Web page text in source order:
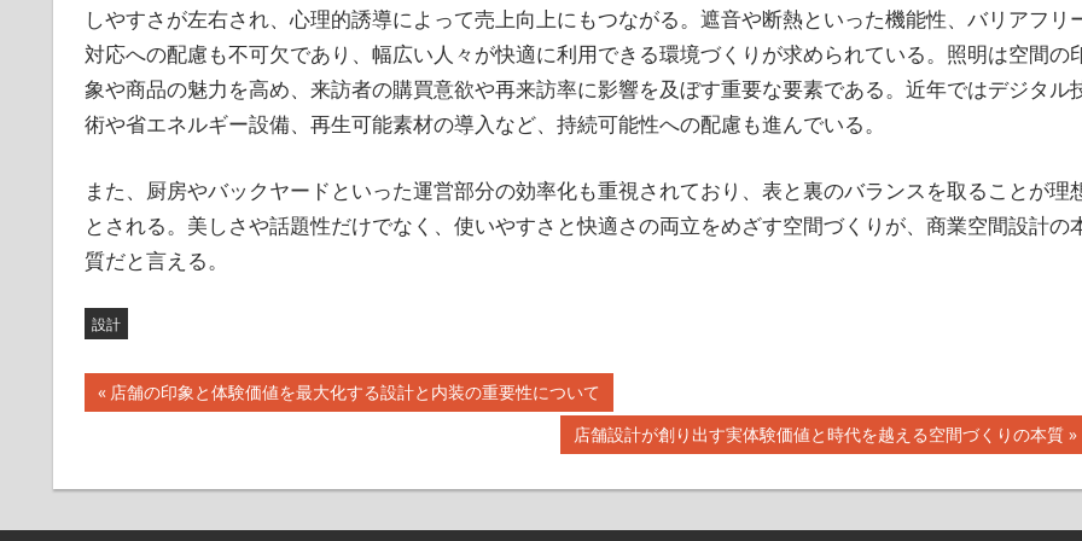
しやすさが左右され、心理的誘導によって売上向上にもつながる。遮音や断熱といった機能性、バリアフリ
対応への配慮も不可欠であり、幅広い人々が快適に利用できる環境づくりが求められている。照明は空間の
象や商品の魅力を高め、来訪者の購買意欲や再来訪率に影響を及ぼす重要な要素である。近年ではデジタル
術や省エネルギー設備、再生可能素材の導入など、持続可能性への配慮も進んでいる。
また、厨房やバックヤードといった運営部分の効率化も重視されており、表と裏のバランスを取ることが理
とされる。美しさや話題性だけでなく、使いやすさと快適さの両立をめざす空間づくりが、商業空間設計の
質だと言える。
設計
投
ナ
前
の
店舗の印象と体験価値を最大化する設計と内装の重要性について
次
記
店舗設計が創り出す実体験価値と時代を越える空間づくりの本質